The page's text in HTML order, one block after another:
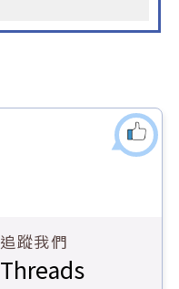
追蹤我們
Threads